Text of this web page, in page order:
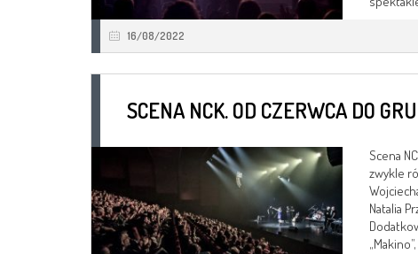
16/08/2022
SCENA NCK. OD CZERWCA DO
Scena
zwykle
Natalia